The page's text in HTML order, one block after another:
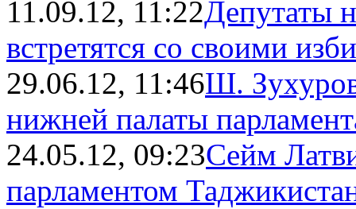
11.09.12, 11:22Депутаты
встретятся со своими
29.06.12, 11:46Ш. Зухуров
нижней палаты
24.05.12, 09:23Сейм
парламентом